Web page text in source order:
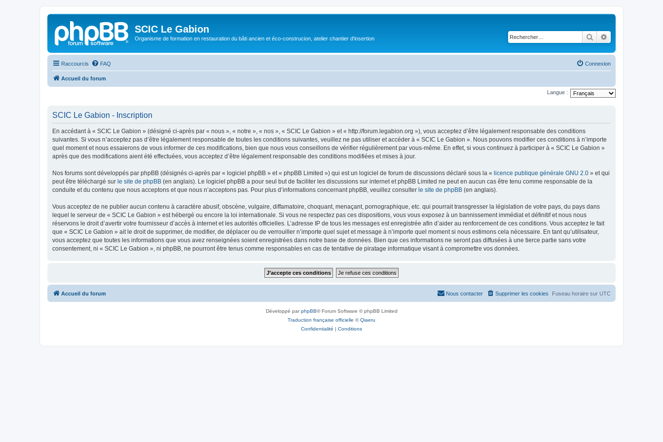
SCIC Le Gabion
Organisme de formation en restauration du bâti ancien et éco-construcion, atelier chantier d'insertion Rechercher
Raccourcis FAQ Connexion
Accueil du forum
Langue :
SCIC Le Gabion - Inscription
En accédant à « SCIC Le Gabion » (désigné ci-après par « nous », « notre », « nos », « SCIC Le Gabion » et « http://forum.legabion.org »), vous acceptez d’être légalement responsable des conditions
suivantes. Si vous n’acceptez pas d’être légalement responsable de toutes les conditions suivantes, veuillez ne pas utiliser et accéder à « SCIC Le Gabion ». Nous pouvons modifier ces conditions à n’importe
quel moment et nous essaierons de vous informer de ces modifications, bien que nous vous conseillons de vérifier régulièrement par vous-même. En effet, si vous continuez à participer à « SCIC Le Gabion »
après que des modifications aient été effectuées, vous acceptez d’être légalement responsable des conditions modifiées et mises à jour.
Nos forums sont développés par phpBB (désignés ci-après par « logiciel phpBB » et « phpBB Limited ») qui est un logiciel de forum de discussions déclaré sous la « licence publique générale GNU 2.0 » et qui
peut être téléchargé sur le site de phpBB (en anglais). Le logiciel phpBB a pour seul but de faciliter les discussions sur internet et phpBB Limited ne peut en aucun cas être tenu comme responsable de la
conduite et du contenu que nous acceptons et que nous n’acceptons pas. Pour plus d’informations concernant phpBB, veuillez consulter le site de phpBB (en anglais).
Vous acceptez de ne publier aucun contenu à caractère abusif, obscène, vulgaire, diffamatoire, choquant, menaçant, pornographique, etc. qui pourrait transgresser la législation de votre pays, du pays dans
lequel le serveur de « SCIC Le Gabion » est hébergé ou encore la loi internationale. Si vous ne respectez pas ces dispositions, vous vous exposez à un bannissement immédiat et définitif et nous nous
réservons le droit d’avertir votre fournisseur d’accès à internet et les autorités officielles. L’adresse IP de tous les messages est enregistrée afin d’aider au renforcement de ces conditions. Vous acceptez le fait
que « SCIC Le Gabion » ait le droit de supprimer, de modifier, de déplacer ou de verrouiller n’importe quel sujet et message à n’importe quel moment si nous estimons cela nécessaire. En tant qu’utilisateur,
vous acceptez que toutes les informations que vous avez renseignées soient enregistrées dans notre base de données. Bien que ces informations ne seront pas diffusées à une tierce partie sans votre
consentement, ni « SCIC Le Gabion », ni phpBB, ne pourront être tenus comme responsables en cas de tentative de piratage informatique visant à compromettre vos données.
Accueil du forum Fuseau horaire sur UTC
Supprimer les cookies
Nous contacter
Développé parphpBB® Forum Software © phpBB Limited
Traduction française officielle ©Qiaeru
Confidentialité | Conditions